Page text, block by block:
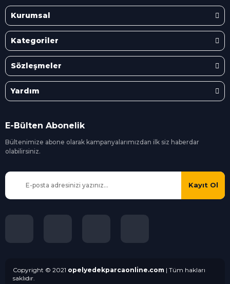
Kurumsal
Kategoriler
Sözleşmeler
Yardım
E-Bülten Abonelik
Bültenimize abone olarak kampanyalarımızdan ilk siz haberdar
olabilirsiniz.
Kayıt Ol
Copyright © 2021 opelyedekparcaonline.com | Tüm hakları
saklıdır.